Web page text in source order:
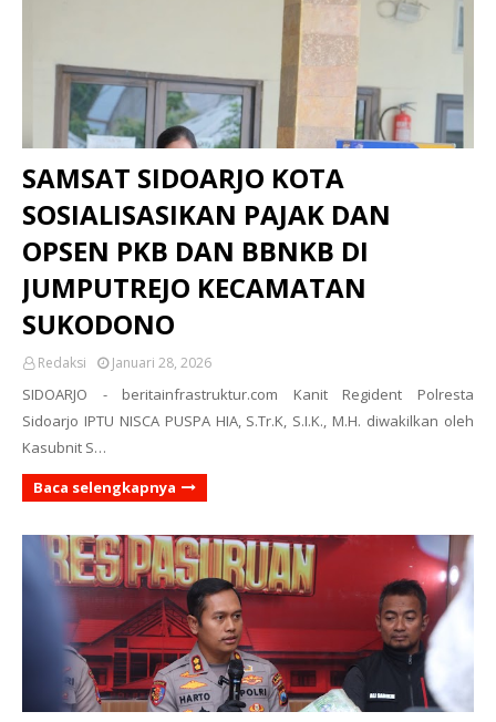
SAMSAT SIDOARJO KOTA
SOSIALISASIKAN PAJAK DAN
OPSEN PKB DAN BBNKB DI
JUMPUTREJO KECAMATAN
SUKODONO
Redaksi Januari 28, 2026
SIDOARJO - beritainfrastruktur.com Kanit Regident Polresta
Sidoarjo IPTU NISCA PUSPA HIA, S.Tr.K, S.I.K., M.H. diwakilkan oleh
Kasubnit S…
Baca selengkapnya